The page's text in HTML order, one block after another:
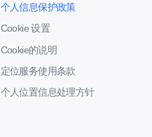
个人信息保护政策
Cookie 设置
Cookie的说明
定位服务使用条款
个人位置信息处理方针